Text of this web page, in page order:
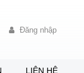
Đăng nhập
LIÊN HỆ